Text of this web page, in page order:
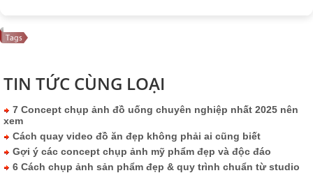
TIN TỨC CÙNG LOẠI
7 Concept chụp ảnh đồ uống chuyên nghiệp nhất 2025 nên
xem
Cách quay video đồ ăn đẹp không phải ai cũng biết
Gợi ý các concept chụp ảnh mỹ phẩm đẹp và độc đáo
6 Cách chụp ảnh sản phẩm đẹp & quy trình chuẩn từ studio